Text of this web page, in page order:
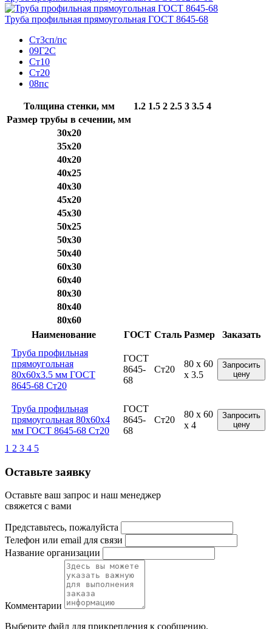
Труба профильная прямоугольная ГОСТ 8645-68
Ст3сп/пс
09Г2С
Ст10
Ст20
08пс
Толщина стенки, мм 1.2 1.5 2 2.5 3 3.5 4
Размер трубы в сечении, мм
30x20
35x20
40x20
40x25
40x30
45x20
45x30
50x25
50x30
50x40
60x30
60x40
80x30
80x40
80x60
Наименование
ГОСТ Сталь Размер
Заказать
Труба профильная
прямоугольная
80x60x3.5 мм ГОСТ
8645-68 Ст20
ГОСТ
8645-
68
Ст20
80 x 60
x 3.5
Запросить
цену
Труба профильная
прямоугольная 80x60x4
мм ГОСТ 8645-68 Ст20
ГОСТ
8645-
68
Ст20
80 x 60
x 4
Запросить
цену
1 2 3 4 5
Оставьте заявку
Оставьте ваш запрос и наш менеджер
свяжется с вами
Представьтесь, пожалуйста
Телефон или email для связи
Название организации
Комментарии
Выберите файл для прикрепления к сообщению.